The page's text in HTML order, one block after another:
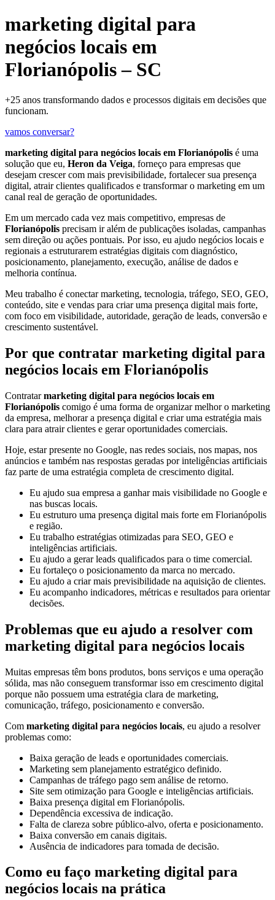
marketing digital para
negócios locais em
Florianópolis – SC
+25 anos transformando dados e processos digitais em decisões que
funcionam.
vamos conversar?
marketing digital para negócios locais em Florianópolis é uma
solução que eu, Heron da Veiga, forneço para empresas que
desejam crescer com mais previsibilidade, fortalecer sua presença
digital, atrair clientes qualificados e transformar o marketing em um
canal real de geração de oportunidades.
Em um mercado cada vez mais competitivo, empresas de
Florianópolis precisam ir além de publicações isoladas, campanhas
sem direção ou ações pontuais. Por isso, eu ajudo negócios locais e
regionais a estruturarem estratégias digitais com diagnóstico,
posicionamento, planejamento, execução, análise de dados e
melhoria contínua.
Meu trabalho é conectar marketing, tecnologia, tráfego, SEO, GEO,
conteúdo, site e vendas para criar uma presença digital mais forte,
com foco em visibilidade, autoridade, geração de leads, conversão e
crescimento sustentável.
Por que contratar marketing digital para
negócios locais em Florianópolis
Contratarmarketing digital para negócios locais em
Florianópolis comigo é uma forma de organizar melhor o marketing
da empresa, melhorar a presença digital e criar uma estratégia mais
clara para atrair clientes e gerar oportunidades comerciais.
Hoje, estar presente no Google, nas redes sociais, nos mapas, nos
anúncios e também nas respostas geradas por inteligências artificiais
faz parte de uma estratégia completa de crescimento digital.
Eu ajudo sua empresa a ganhar mais visibilidade no Google e
nas buscas locais.
Eu estruturo uma presença digital mais forte em Florianópolis
e região.
Eu trabalho estratégias otimizadas para SEO, GEO e
inteligências artificiais.
Eu ajudo a gerar leads qualificados para o time comercial.
Eu fortaleço o posicionamento da marca no mercado.
Eu ajudo a criar mais previsibilidade na aquisição de clientes.
Eu acompanho indicadores, métricas e resultados para orientar
decisões.
Problemas que eu ajudo a resolver com
marketing digital para negócios locais
Muitas empresas têm bons produtos, bons serviços e uma operação
sólida, mas não conseguem transformar isso em crescimento digital
porque não possuem uma estratégia clara de marketing,
comunicação, tráfego, posicionamento e conversão.
Com marketing digital para negócios locais, eu ajudo a resolver
problemas como:
Baixa geração de leads e oportunidades comerciais.
Marketing sem planejamento estratégico definido.
Campanhas de tráfego pago sem análise de retorno.
Site sem otimização para Google e inteligências artificiais.
Baixa presença digital em Florianópolis.
Dependência excessiva de indicação.
Falta de clareza sobre público-alvo, oferta e posicionamento.
Baixa conversão em canais digitais.
Ausência de indicadores para tomada de decisão.
Como eu faço marketing digital para
negócios locais na prática